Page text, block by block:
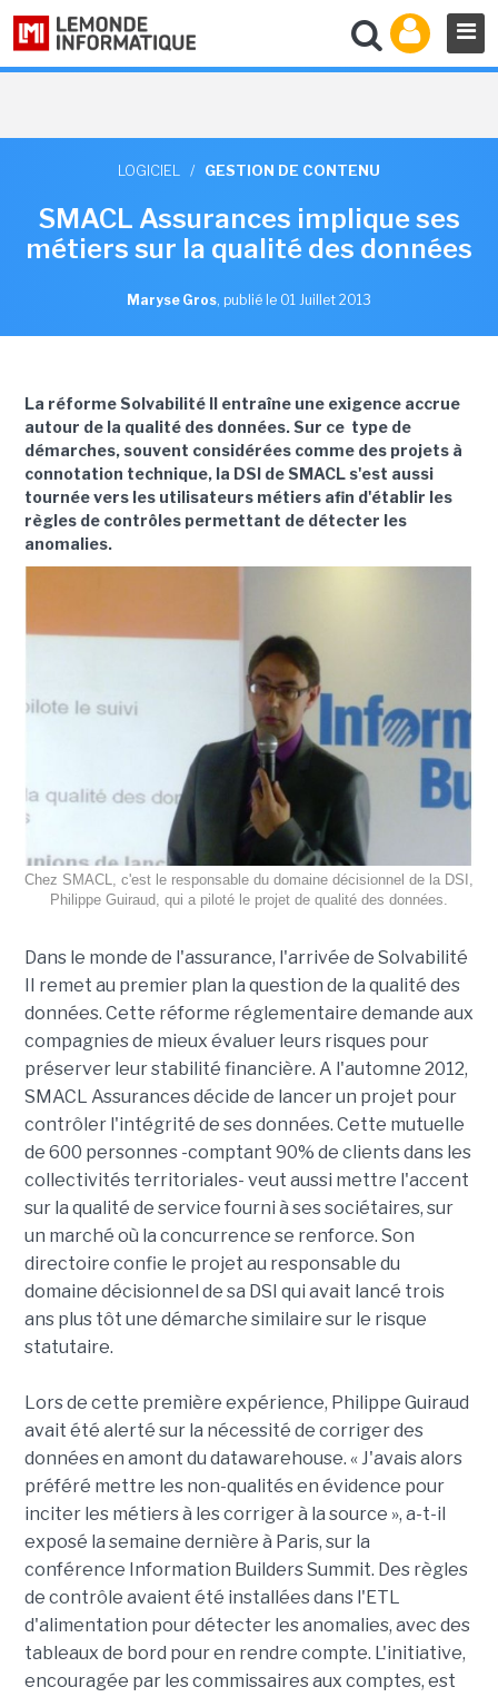
LOGICIEL / GESTION DE CONTENU
SMACL Assurances implique ses
métiers sur la qualité des données
Maryse Gros, publié le 01 Juillet 2013
La réforme Solvabilité II entraîne une exigence accrue
autour de la qualité des données. Sur ce type de
démarches, souvent considérées comme des projets à
connotation technique, la DSI de SMACL s'est aussi
tournée vers les utilisateurs métiers afin d'établir les
règles de contrôles permettant de détecter les
anomalies.
Chez SMACL, c'est le responsable du domaine décisionnel de la DSI,
Philippe Guiraud, qui a piloté le projet de qualité des données.
Dans le monde de l'assurance, l'arrivée de Solvabilité
II remet au premier plan la question de la qualité des
données. Cette réforme réglementaire demande aux
compagnies de mieux évaluer leurs risques pour
préserver leur stabilité financière. A l'automne 2012,
SMACL Assurances décide de lancer un projet pour
contrôler l'intégrité de ses données. Cette mutuelle
de 600 personnes -comptant 90% de clients dans les
collectivités territoriales- veut aussi mettre l'accent
sur la qualité de service fourni à ses sociétaires, sur
un marché où la concurrence se renforce. Son
directoire confie le projet au responsable du
domaine décisionnel de sa DSI qui avait lancé trois
ans plus tôt une démarche similaire sur le risque
statutaire.
Lors de cette première expérience, Philippe Guiraud
avait été alerté sur la nécessité de corriger des
données en amont du datawarehouse. « J'avais alors
préféré mettre les non-qualités en évidence pour
inciter les métiers à les corriger à la source », a-t-il
exposé la semaine dernière à Paris, sur la
conférence Information Builders Summit. Des règles
de contrôle avaient été installées dans l'ETL
d'alimentation pour détecter les anomalies, avec des
tableaux de bord pour en rendre compte. L'initiative,
encouragée par les commissaires aux comptes, est